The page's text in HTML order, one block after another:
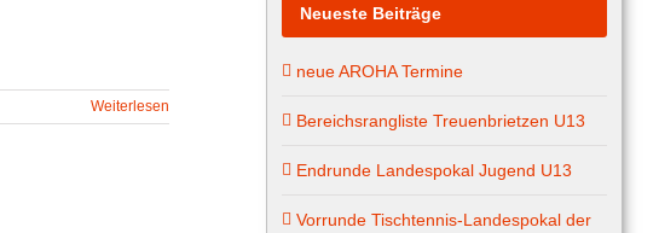
Weiterlesen
Neueste Beiträge
neue AROHA Termine
Bereichsrangliste Treuenbrietzen U13
Endrunde Landespokal Jugend U13
Vorrunde Tischtennis-Landespokal der